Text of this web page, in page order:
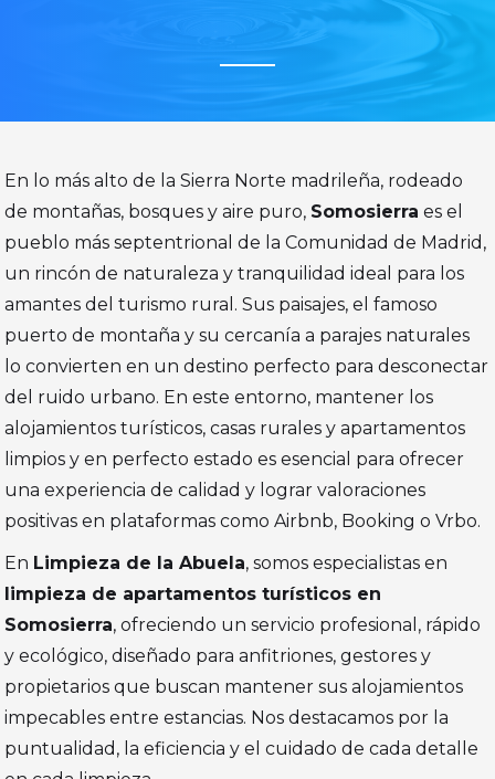
En lo más alto de la Sierra Norte madrileña, rodeado
de montañas, bosques y aire puro, Somosierra es el
pueblo más septentrional de la Comunidad de Madrid,
un rincón de naturaleza y tranquilidad ideal para los
amantes del turismo rural. Sus paisajes, el famoso
puerto de montaña y su cercanía a parajes naturales
lo convierten en un destino perfecto para desconectar
del ruido urbano. En este entorno, mantener los
alojamientos turísticos, casas rurales y apartamentos
limpios y en perfecto estado es esencial para ofrecer
una experiencia de calidad y lograr valoraciones
positivas en plataformas como Airbnb, Booking o Vrbo.
En Limpieza de la Abuela, somos especialistas en
limpieza de apartamentos turísticos en
Somosierra, ofreciendo un servicio profesional, rápido
y ecológico, diseñado para anfitriones, gestores y
propietarios que buscan mantener sus alojamientos
impecables entre estancias. Nos destacamos por la
puntualidad, la eficiencia y el cuidado de cada detalle